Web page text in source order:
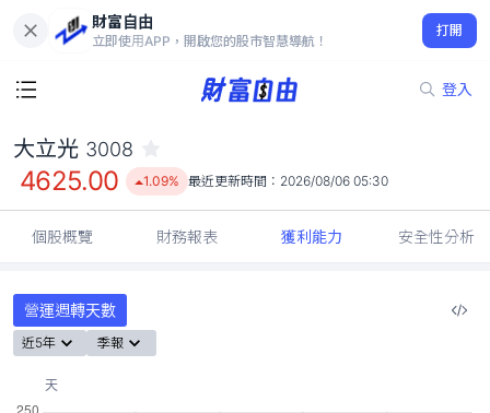
財富自由
立即使用APP，開啟您的股市智慧導航！
打開
登入
4625.00
1.09%
大立光 3008
4625.00 1.09% 最近更新時間： 2026/08/06 05:30
個股概覽 財務報表 獲利能力 安全性分析
營運週轉天數
近5年 季報